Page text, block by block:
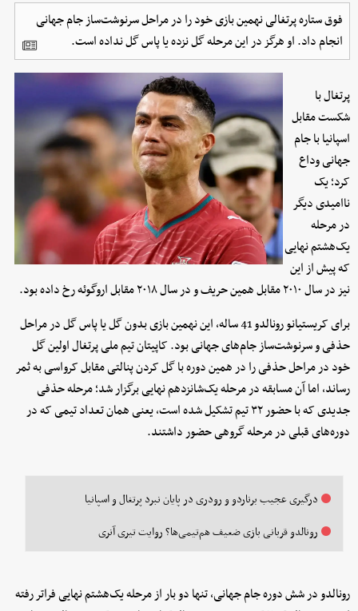
فوق ستاره پرتغالی نهمین بازی خود را در مراحل سرنوشت‌ساز جام جهانی
انجام داد. او هرگز در این مرحله گل نزده یا پاس گل نداده است.
پرتغال با
شکست مقابل
اسپانیا با جام
جهانی وداع
کرد؛ یک
ناامیدی دیگر
در مرحله
یک‌هشتم نهایی
که پیش از این
نیز در سال ۲۰۱۰ مقابل همین حریف و در سال ۲۰۱۸ مقابل اروگوئه رخ داده بود.
برای کریستیانو رونالدو 41 ساله، این نهمین بازی بدون گل یا پاس گل در مراحل
حذفی و سرنوشت‌ساز جام‌های جهانی بود. کاپیتان تیم ملی پرتغال اولین گل
خود در مراحل حذفی را در همین دوره با گل کردن پنالتی مقابل کرواسی به ثمر
رساند، اما آن مسابقه در مرحله یک‌شانزدهم نهایی برگزار شد؛ مرحله حذفی
جدیدی که با حضور ۳۲ تیم تشکیل شده است، یعنی همان تعداد تیمی که در
دوره‌های قبلی در مرحله گروهی حضور داشتند.
درگیری عجیب برناردو و رودری در پایان نبرد پرتغال و اسپانیا
رونالدو قربانی بازی ضعیف هم‌تیمی‌ها؟ روایت تیری آنری
رونالدو در شش دوره جام جهانی، تنها دو بار از مرحله یک‌هشتم نهایی فراتر رفته